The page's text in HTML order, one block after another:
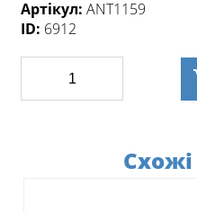
Артікул: ANT1159
ID: 6912